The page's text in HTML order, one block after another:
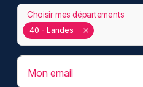
40 - Landes
Choisir mes départements
Mon email